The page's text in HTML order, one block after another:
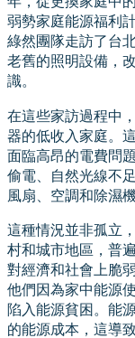
弱勢家庭能源福利
綠然團隊走訪了台
老舊的照明設備，
識。
在這些家訪過程中
器的低收入家庭。
面臨高昂的電費問
偷電、自然光線不
風扇、空調和除濕
這種情況並非孤立
村和城市地區，普
對經濟和社會上脆
他們因為家中能源
陷入能源貧困。能
的能源成本，這導